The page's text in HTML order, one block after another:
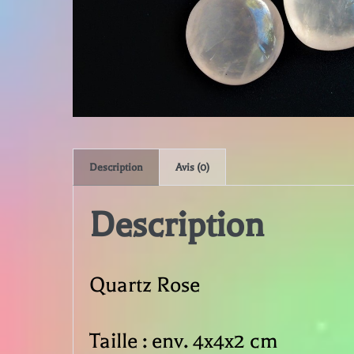
Description Avis (0)
Description
Quartz Rose
Taille : env. 4x4x2 cm